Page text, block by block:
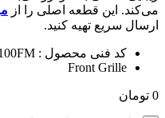
می‌کند. این قطعه اصلی را از
ارسال سریع تهیه کنید.
کد فنی محصول : F01-8401100FM
Front Grille
0 تومان